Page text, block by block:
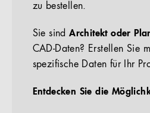
zu bestellen.
Sie sindArchitekt oder
CAD-Daten? Erstellen Sie
spezifische Daten für Ihr
Entdecken Sie die